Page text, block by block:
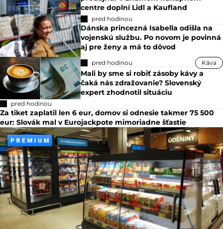
centre doplní Lidl a Kaufland
pred hodinou
Dánska princezná Isabella odišla na
vojenskú službu. Po novom je povinná
aj pre ženy a má to dôvod
pred hodinou Káva
Mali by sme si robiť zásoby kávy a
čaká nás zdražovanie? Slovenský
expert zhodnotil situáciu
pred hodinou
Za tiket zaplatil len 6 eur, domov si odnesie takmer 75 500
eur: Slovák mal v Eurojackpote mimoriadne šťastie